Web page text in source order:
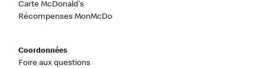
Carte McDonald's
Récompenses MonMcDo
Coordonnées
Foire aux questions